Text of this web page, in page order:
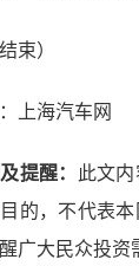
束）
上海汽车网
提醒：
此文
的，不代表
广大民众投资